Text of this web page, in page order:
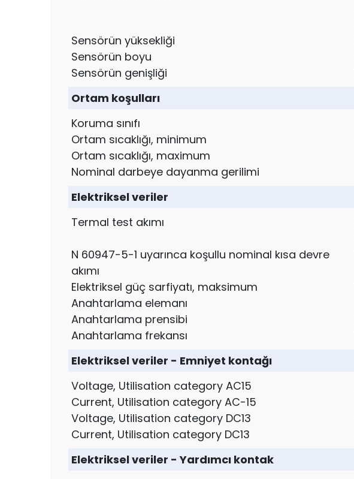
Sensörün yüksekliği
Sensörün boyu
Sensörün genişliği
Ortam koşulları
Koruma sınıfı
Ortam sıcaklığı, minimum
Ortam sıcaklığı, maximum
Nominal darbeye dayanma gerilimi
Elektriksel veriler
Termal test akımı
N 60947-5-1 uyarınca koşullu nominal kısa devre
akımı
Elektriksel güç sarfiyatı, maksimum
Anahtarlama elemanı
Anahtarlama prensibi
Anahtarlama frekansı
Elektriksel veriler - Emniyet kontağı
Voltage, Utilisation category AC15
Current, Utilisation category AC-15
Voltage, Utilisation category DC13
Current, Utilisation category DC13
Elektriksel veriler - Yardımcı kontak